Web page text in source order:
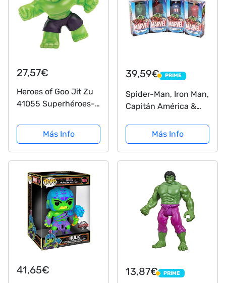
27,57€
Heroes of Goo Jit Zu
41055 Superhéroes-
Más Info
39,59€ PRIME
PRIME
Spider-Man, Iron Man,
Capitán América &
Marvel de 15 cm,
juego de cuatro
Más Info
41,65€ 13,87€ PRIME
PRIME